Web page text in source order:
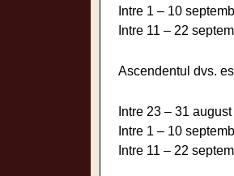
Intre 1 – 10
Intre 11 – 22
Ascendentul dvs.
Intre 23 – 31
Intre 1 – 10
Intre 11 – 22